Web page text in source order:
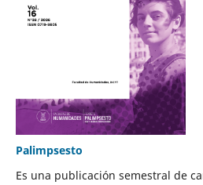
Palimpsesto
Es una publicación semestral de